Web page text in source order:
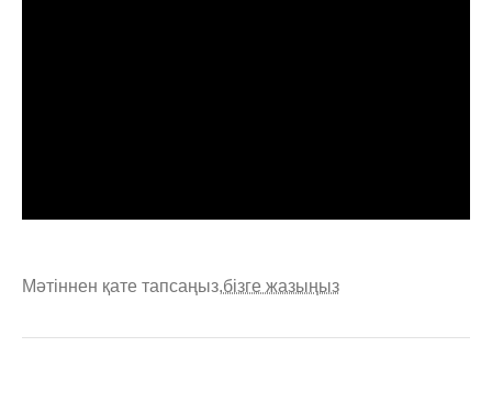
Мәтіннен қате тапсаңыз,бізге жазыңыз